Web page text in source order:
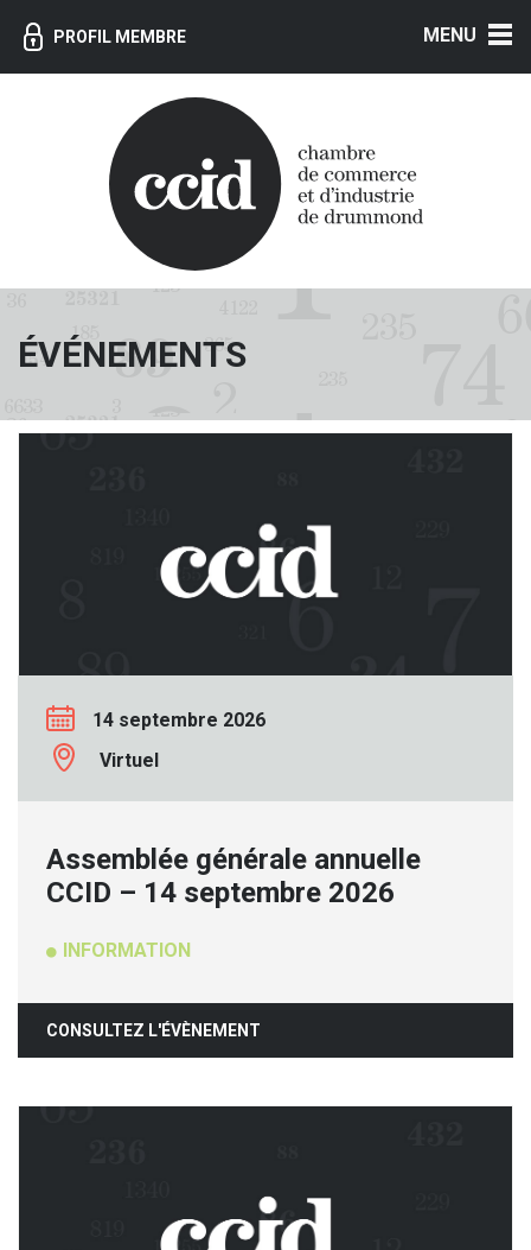
PROFIL MEMBRE
ÉVÉNEMENTS
14 septembre 2026
Virtuel
Assemblée générale annuelle
CCID – 14 septembre 2026
INFORMATION
CONSULTEZ L'ÉVÈNEMENT
MENU